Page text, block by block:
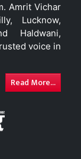
Amrit Vichar
Lucknow,
Haldwani,
voice in
Read More...